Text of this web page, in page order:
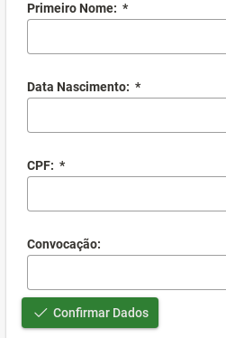
Primeiro Nome: *
Data Nascimento: *
CPF: *
Convocação:
Confirmar Dados